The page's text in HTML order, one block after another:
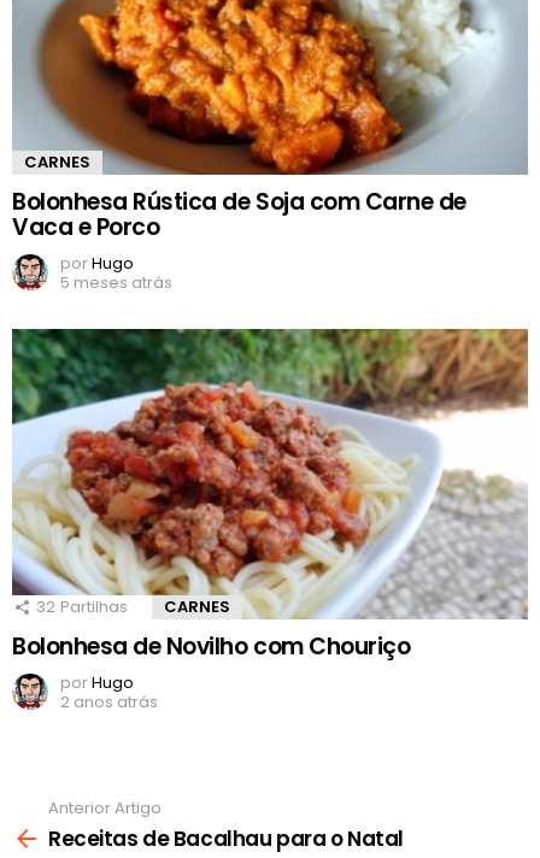
CARNES
Bolonhesa Rústica de Soja com Carne de
Vaca e Porco
porHugo
5 meses atrás
32 Partilhas CARNES
Bolonhesa de Novilho com Chouriço
porHugo
2 anos atrás
mais
Anterior Artigo
Receitas de Bacalhau para o Natal